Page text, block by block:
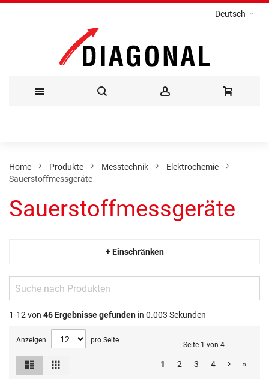
Deutsch
Inhalt
Home Produkte Messtechnik
Elektrochemie
Sauerstoffmessgeräte
Sauerstoffmessgeräte
+ Einschränken
1-12 von 46Ergebnisse gefunden in 0.003 Sekunden
Anzeigen pro Seite
Seite 1 von 4
1 2 3 4 »
Ansicht